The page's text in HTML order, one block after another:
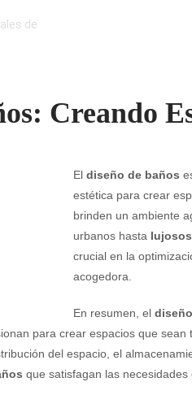
Creando
El diseño de baños
estética para crear
brinden un ambiente
urbanos hasta
crucial en la
acogedora.
En resumen, el
para crear espacios que
del espacio, el
que satisfagan las